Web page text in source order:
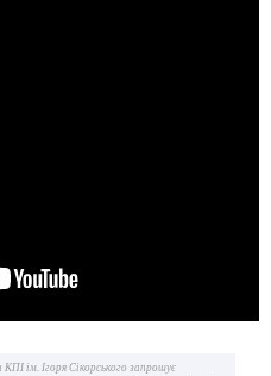
ім. Ігоря Сікорського запрошує